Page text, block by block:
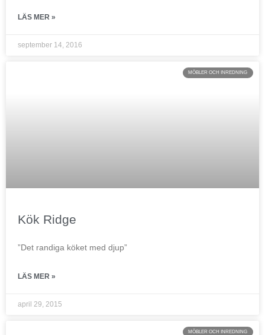
LÄS MER »
september 14, 2016
MÖBLER OCH INREDNING
Kök Ridge
”Det randiga köket med djup”
LÄS MER »
april 29, 2015
MÖBLER OCH INREDNING